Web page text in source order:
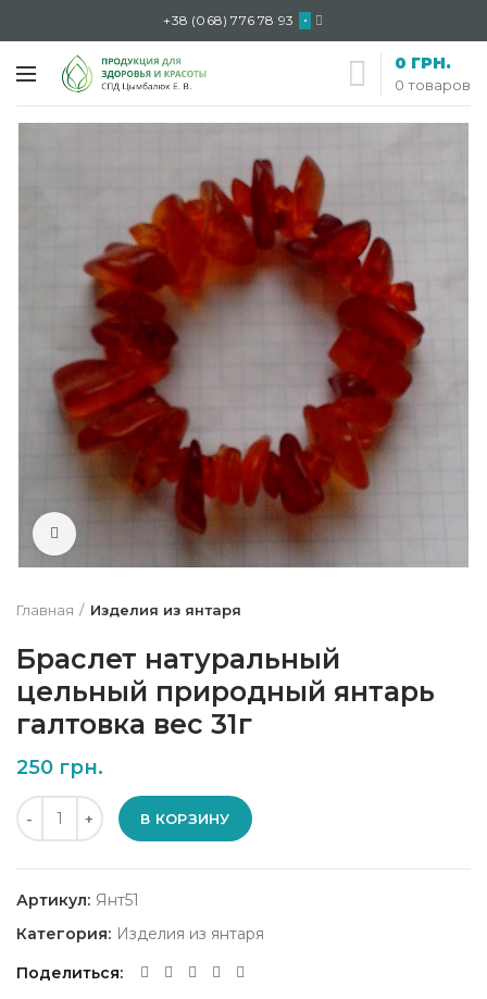
+38 (068) 776 78 93 •
0 товаров
0 ГРН.
Нажмите, чтобы увеличить
Главная Изделия из янтаря
Браслет натуральный
цельный природный янтарь
галтовка вес 31г
250 грн.
Количество
В КОРЗИНУ
Артикул: Янт51
Категория: Изделия из янтаря
Поделиться